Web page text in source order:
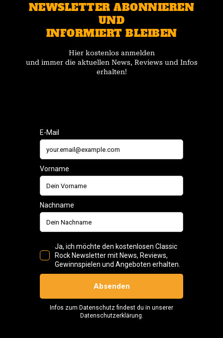
NEWSLETTER ABONNIEREN
UND
INFORMIERT BLEIBEN
Hier kostenlos anmelden
und immer die aktuellen News, Reviews und Infos
erhalten!